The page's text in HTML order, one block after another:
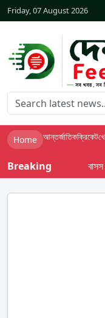
Friday, 07 August 2026
Home আন্তর্জাতিকক্রিকেট
Breaking বাসস